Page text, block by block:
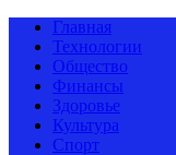
Главная
Технологии
Общество
Финансы
Здоровье
Культура
Спорт